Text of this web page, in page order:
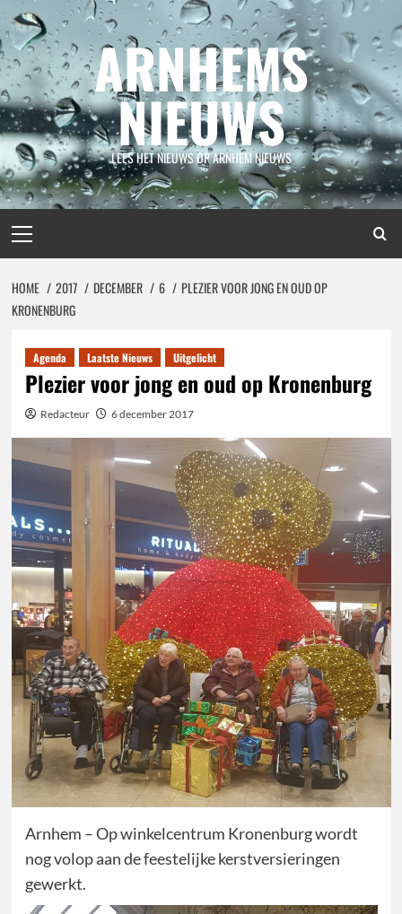
Spring
naar
inhoud
ARNHEMS
NIEUWS
LEES HET NIEUWS OP ARNHEM NIEUWS
menu
HOME 2017 DECEMBER 6
PLEZIER VOOR JONG EN OUD OP
KRONENBURG
Agenda Laatste Nieuws Uitgelicht
Plezier voor jong en oud op Kronenburg
Redacteur 6 december 2017
Arnhem – Op winkelcentrum Kronenburg wordt
nog volop aan de feestelijke kerstversieringen
gewerkt.